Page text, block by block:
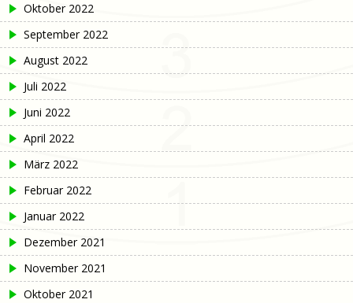
Oktober 2022
September 2022
August 2022
Juli 2022
Juni 2022
April 2022
März 2022
Februar 2022
Januar 2022
Dezember 2021
November 2021
Oktober 2021